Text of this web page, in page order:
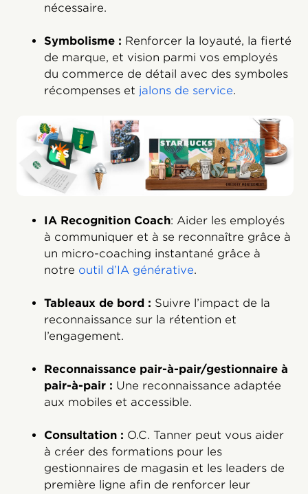
nécessaire.
Symbolisme : Renforcer la loyauté, la fierté
de marque, et vision parmi vos employés
du commerce de détail avec des symboles
récompenses et jalons de service.
IA Recognition Coach: Aider les employés
à communiquer et à se reconnaître grâce à
un micro-coaching instantané grâce à
notre outil d’IA générative.
Tableaux de bord : Suivre l’impact de la
reconnaissance sur la rétention et
l’engagement.
Reconnaissance pair-à-pair/gestionnaire à
pair-à-pair : Une reconnaissance adaptée
aux mobiles et accessible.
Consultation : O.C. Tanner peut vous aider
à créer des formations pour les
gestionnaires de magasin et les leaders de
première ligne afin de renforcer leur